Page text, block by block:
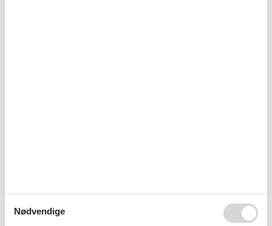
Nødvendige